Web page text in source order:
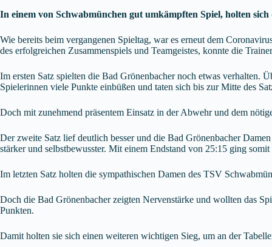
In einem von Schwabmünchen gut umkämpften Spiel, holten
Wie bereits beim vergangenen Spieltag, war es erneut dem
des erfolgreichen Zusammenspiels und Teamgeistes, konnte die
Im ersten Satz spielten die Bad Grönenbacher noch etwas verhalten.
Spielerinnen viele Punkte einbüßen und taten sich bis zur Mitte des
Doch mit zunehmend präsentem Einsatz in der Abwehr und dem
Der zweite Satz lief deutlich besser und die Bad Grönenbacher
stärker und selbstbewusster. Mit einem Endstand von 25:15 ging
Im letzten Satz holten die sympathischen Damen des TSV
Doch die Bad Grönenbacher zeigten Nervenstärke und wollten das
Punkten.
Damit holten sie sich einen weiteren wichtigen Sieg, um an der